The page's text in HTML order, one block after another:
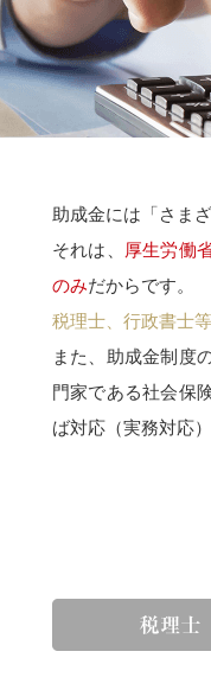
助成金には「さま
それは、
厚生労働
のみだからです。
税理士、行政書士
また、助成金制度
門家である社会保
ば対応（実務対応